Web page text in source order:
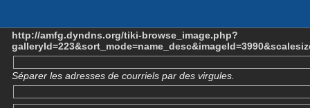
http://amfg.dyndns.org/tiki-browse_image.php?
Séparer les adresses de courriels par des virgules.